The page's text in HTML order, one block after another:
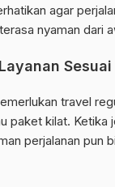
agar
nyaman dari
travel
paket kilat. Ketika
perjalanan pun